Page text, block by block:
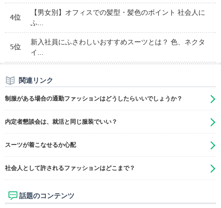
4位
【男女別】オフィスでの髪型・髪色のポイント 社会人に
ふ...
5位
新入社員にふさわしいおすすめスーツとは？ 色、ネクタ
イ...
関連リンク
制服がある場合の通勤ファッションはどうしたらいいでしょうか？
内定者懇談会は、就活と同じ服装でいい？
スーツが着こなせるか心配
社会人として許されるファッションはどこまで？
話題のコンテンツ